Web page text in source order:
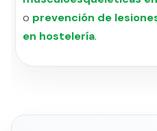
o prevención de
en hostelería.